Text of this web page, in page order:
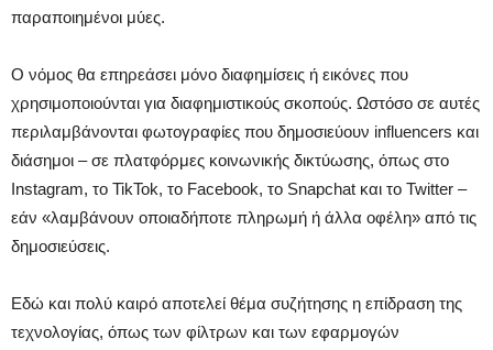
παραποιημένοι μύες.
Ο νόμος θα επηρεάσει μόνο διαφημίσεις ή εικόνες που
χρησιμοποιούνται για διαφημιστικούς σκοπούς. Ωστόσο σε αυτές
περιλαμβάνονται φωτογραφίες που δημοσιεύουν influencers και
διάσημοι – σε πλατφόρμες κοινωνικής δικτύωσης, όπως στο
Instagram, το TikTok, το Facebook, το Snapchat και το Twitter –
εάν «λαμβάνουν οποιαδήποτε πληρωμή ή άλλα οφέλη» από τις
δημοσιεύσεις.
Εδώ και πολύ καιρό αποτελεί θέμα συζήτησης η επίδραση της
τεχνολογίας, όπως των φίλτρων και των εφαρμογών